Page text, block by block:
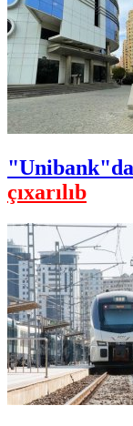
çıxarılıb